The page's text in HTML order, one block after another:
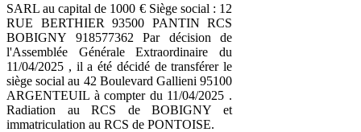
SARL au capital de 1000 € Siège social : 12
RUE BERTHIER 93500 PANTIN RCS
BOBIGNY 918577362 Par décision de
l'Assemblée Générale Extraordinaire du
11/04/2025 , il a été décidé de transférer le
siège social au 42 Boulevard Gallieni 95100
ARGENTEUIL à compter du 11/04/2025 .
Radiation au RCS de BOBIGNY et
immatriculation au RCS de PONTOISE.